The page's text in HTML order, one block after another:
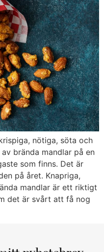
nötiga, söta och
brända mandlar på en
som finns. Det är
på året. Knapriga,
mandlar är ett riktigt
det är svårt att få nog